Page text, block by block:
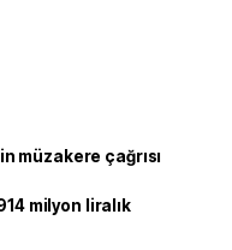
müzakere çağrısı
milyon liralık